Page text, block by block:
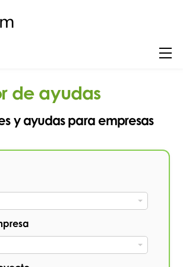
de ayudas
y ayudas para empresas